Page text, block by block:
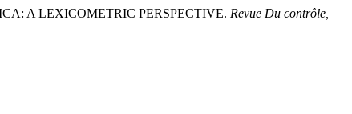
A LEXICOMETRIC PERSPECTIVE. Revue Du contrôle,